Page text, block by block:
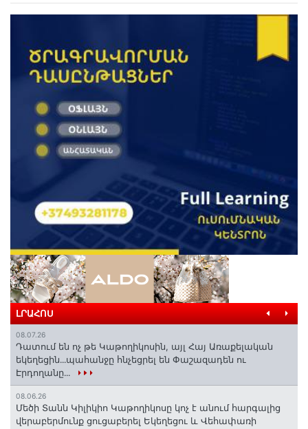
ԼՐԱՀՈՍ
08.07.26
Դատում են ոչ թե Կաթողիկոսին, այլ Հայ Առաքելական
եկեղեցին․․․պահանջը հնչեցրել են Փաշազադեն ու
Էրդողանը․․․
08.06.26
Մեծի Տանն Կիլիկիո Կաթողիկոսը կոչ է անում հարգալից
վերաբերմունք ցուցաբերել Եկեղեցու և Վեհափառի